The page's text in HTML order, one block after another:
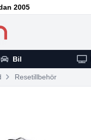
2005
Bil
Resetillbehör